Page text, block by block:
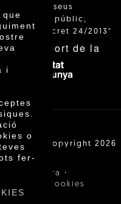
i
o
fer-
els seus
al públic,
el Decret 24/2013"
el suport de la
SCCL | Copyright 2026
de compra ·
Política de cookies